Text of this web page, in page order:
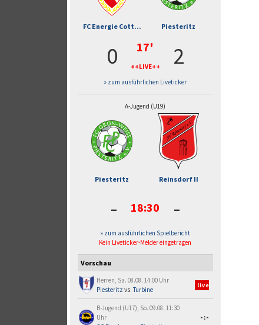
FC Energie Cott... Piesteritz
0 17'
++LIVE++ 2
» zum ausführlichen Liveticker
A-Jugend (U19)
Piesteritz Reinsdorf II
- 18:30 -
» zum ausführlichen Spielbericht
Kein Liveticker-Melder eingetragen
Vorschau
Herren, Sa. 08.08. 14:00 Uhr
Piesteritz vs.Turbine
live
B-Jugend (U17), So. 09.08. 11:30
Uhr
-:-